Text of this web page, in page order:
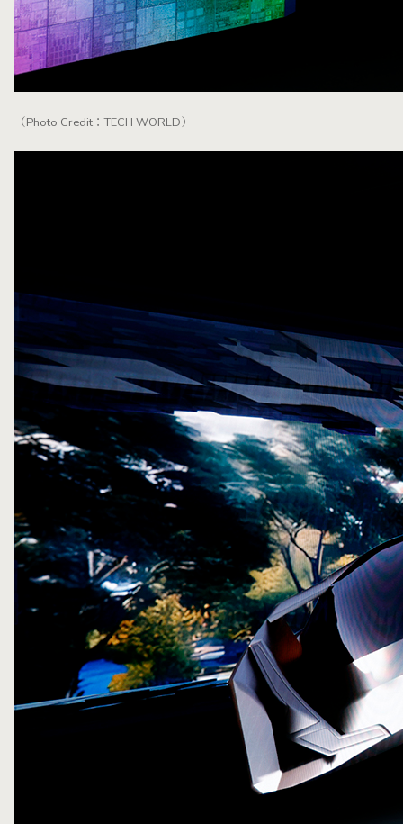
（Photo Credit：TECH WORLD）